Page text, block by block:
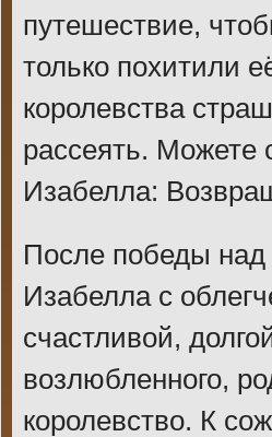
путешествие,
только похитили
королевства
рассеять. Можете
Изабелла:
После победы над
Изабелла с
счастливой,
возлюбленного,
королевство. К